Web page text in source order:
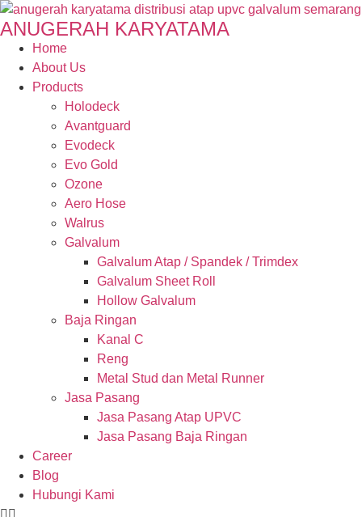
ANUGERAH KARYATAMA
Home
About Us
Products
Holodeck
Avantguard
Evodeck
Evo Gold
Ozone
Aero Hose
Walrus
Galvalum
Galvalum Atap / Spandek / Trimdex
Galvalum Sheet Roll
Hollow Galvalum
Baja Ringan
Kanal C
Reng
Metal Stud dan Metal Runner
Jasa Pasang
Jasa Pasang Atap UPVC
Jasa Pasang Baja Ringan
Career
Blog
Hubungi Kami